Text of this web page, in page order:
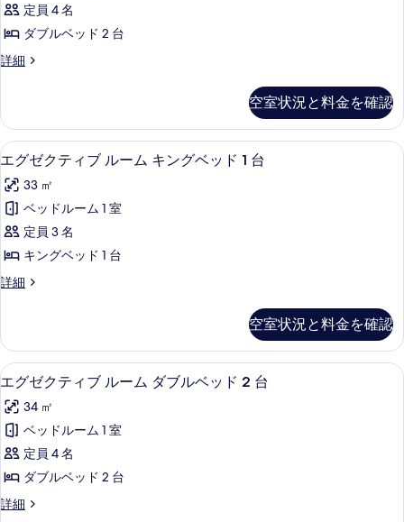
す
べ
て
真
を
表
示
す
る
(Pure)
の
細
ブ
ベ
ド
2
台
の
す
べ
て
の
を
表
示
す
る
定員 4 名
ダブルベッド 2 台
詳細
ル
ブ
ル
ベ
ド
2
台
の
詳
空室状況と料金を確認
エ
グ
ゼ
ク
テ
ブ
ー
ム
キ
ン
グ
ベ
ッ
ド
高級寝具、ピロートップベッド、セ
8
エグゼクティブ ルーム キングベッド 1 台
33 ㎡
ベッドルーム 1 室
定員 3 名
キングベッド 1 台
詳細
エ
テ
ィ
ブ
ー
ム
キ
ン
グ
ッ
空室状況と料金を確認
エ
グ
ゼ
ク
テ
ブ
高級寝具、ピロートップベッド、セ
6
エグゼクティブ ルーム ダブルベッド 2 台
34 ㎡
ベッドルーム 1 室
定員 4 名
ダブルベッド 2 台
詳細
エ